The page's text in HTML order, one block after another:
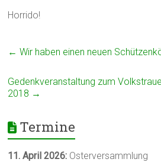
Horrido!
← Wir haben einen neuen
Gedenkveranstaltung zum
2018 →
Termine
11. April 2026: Osterversammlung